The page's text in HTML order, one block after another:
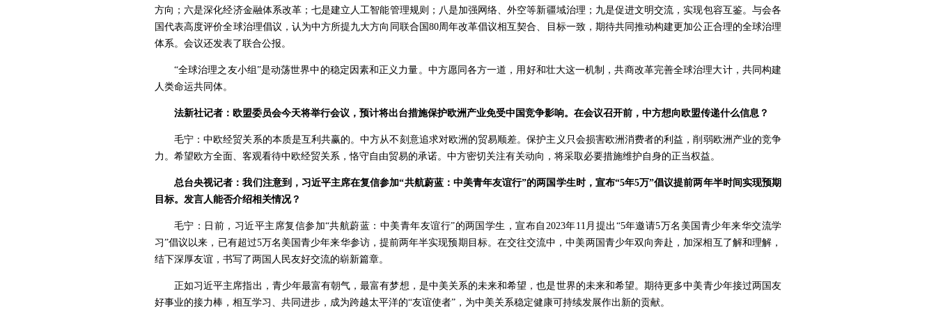
方向；六是深化经济金融体系改革；七是建立人工智能管理规则；八是加强网络、外空等新疆域治理；九是促进文明交流，实现包容互鉴。与会各
国代表高度评价全球治理倡议，认为中方所提九大方向同联合国80周年改革倡议相互契合、目标一致，期待共同推动构建更加公正合理的全球治理
体系。会议还发表了联合公报。
“全球治理之友小组”是动荡世界中的稳定因素和正义力量。中方愿同各方一道，用好和壮大这一机制，共商改革完善全球治理大计，共同构建
人类命运共同体。
法新社记者：欧盟委员会今天将举行会议，预计将出台措施保护欧洲产业免受中国竞争影响。在会议召开前，中方想向欧盟传递什么信息？
毛宁：中欧经贸关系的本质是互利共赢的。中方从不刻意追求对欧洲的贸易顺差。保护主义只会损害欧洲消费者的利益，削弱欧洲产业的竞争
力。希望欧方全面、客观看待中欧经贸关系，恪守自由贸易的承诺。中方密切关注有关动向，将采取必要措施维护自身的正当权益。
总台央视记者：我们注意到，习近平主席在复信参加“共航蔚蓝：中美青年友谊行”的两国学生时，宣布“5年5万”倡议提前两年半时间实现预期
目标。发言人能否介绍相关情况？
毛宁：日前，习近平主席复信参加“共航蔚蓝：中美青年友谊行”的两国学生，宣布自2023年11月提出“5年邀请5万名美国青少年来华交流学
习”倡议以来，已有超过5万名美国青少年来华参访，提前两年半实现预期目标。在交往交流中，中美两国青少年双向奔赴，加深相互了解和理解，
结下深厚友谊，书写了两国人民友好交流的崭新篇章。
正如习近平主席指出，青少年最富有朝气，最富有梦想，是中美关系的未来和希望，也是世界的未来和希望。期待更多中美青少年接过两国友
好事业的接力棒，相互学习、共同进步，成为跨越太平洋的“友谊使者”，为中美关系稳定健康可持续发展作出新的贡献。